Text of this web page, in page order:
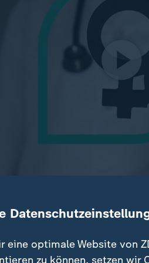
an Herzinfarkten, ADHS
psychische Probleme. Wie
eine optimale Website von
zu können, setzen wir